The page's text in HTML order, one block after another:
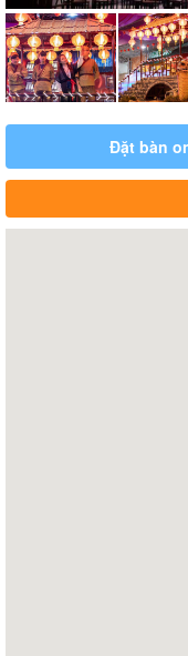
Đặt bàn